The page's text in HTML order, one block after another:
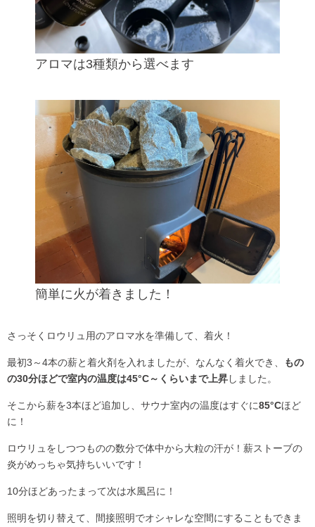
アロマは3種類から選べます
簡単に火が着きました！
さっそくロウリュ用のアロマ水を準備して、着火！
最初3～4本の薪と着火剤を入れましたが、なんなく着火でき、
もの
の30分ほどで室内の温度は45°C～くらいまで上昇しました。
そこから薪を3本ほど追加し、サウナ室内の温度はすぐに85°Cほど
に！
ロウリュをしつつものの数分で体中から大粒の汗が！薪ストーブの
炎がめっちゃ気持ちいいです！
10分ほどあったまって次は水風呂に！
照明を切り替えて、間接照明でオシャレな空間にすることもできま